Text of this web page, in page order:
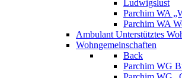
Ludwigslust
Parchim WA
Parchim WA
Ambulant Unterstütztes
Wohngemeinschaften
Back
Parchim WG